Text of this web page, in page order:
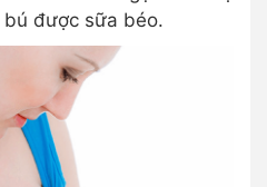
được sữa béo.